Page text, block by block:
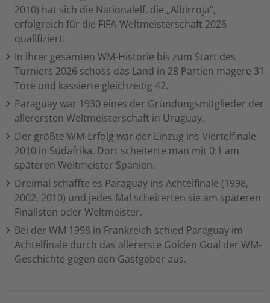
2010) hat sich die Nationalelf, die „Albirroja“,
erfolgreich für die FIFA-Weltmeisterschaft 2026
qualifiziert.
In ihrer gesamten WM-Historie bis zum Start des
Turniers 2026 schoss das Land in 28 Partien magere 31
Tore und kassierte gleichzeitig 42.
Paraguay war 1930 eines der Gründungsmitglieder der
allerersten Weltmeisterschaft in Uruguay.
Der größte WM-Erfolg war der Einzug ins Viertelfinale
2010 in Südafrika. Dort scheiterte man mit 0:1 am
späteren Weltmeister Spanien.
Dreimal schaffte es Paraguay ins Achtelfinale (1998,
2002, 2010) und jedes Mal scheiterten sie am späteren
Finalisten oder Weltmeister.
Bei der WM 1998 in Frankreich schied Paraguay im
Achtelfinale durch das allererste Golden Goal der WM-
Geschichte gegen den Gastgeber aus.